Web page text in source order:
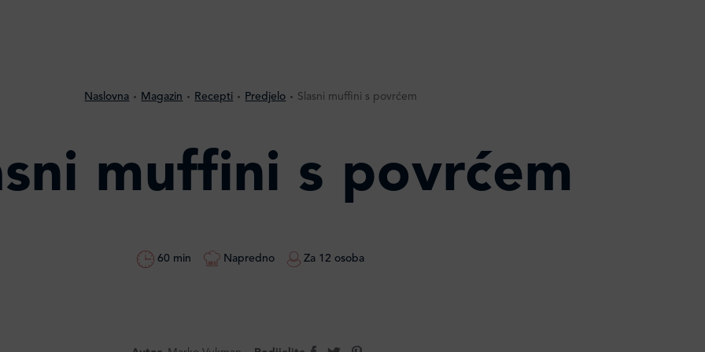
Naslovna Magazin Recepti Predjelo Slasni muffini s povrćem
muffini s povrćem
60 min Napredno Za 12 osoba